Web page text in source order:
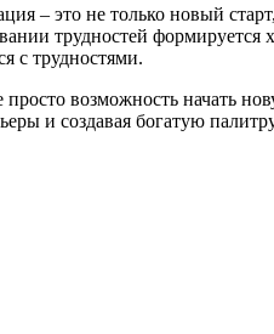
– это не только новый
трудностей формируется
с трудностями.
возможность начать
и создавая богатую